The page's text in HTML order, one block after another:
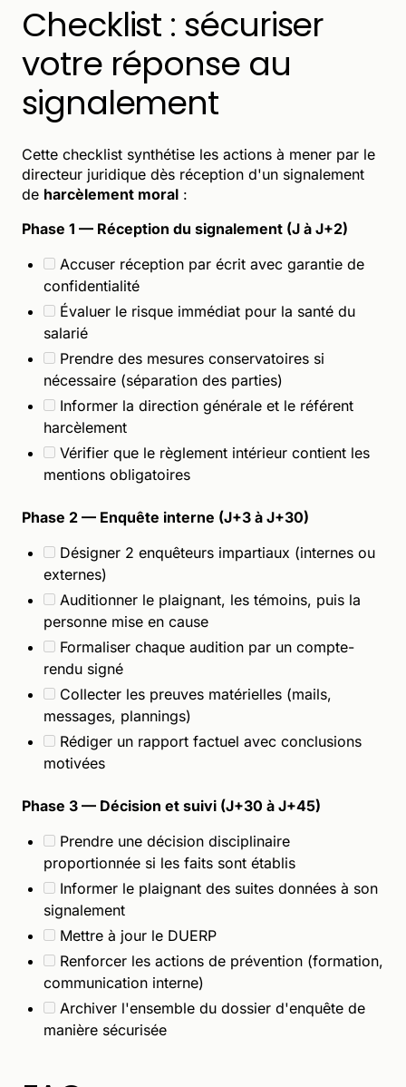
Checklist : sécuriser
votre réponse au
signalement
Cette checklist synthétise les actions à mener par le
directeur juridique dès réception d'un signalement
de harcèlement moral :
Phase 1 — Réception du signalement (J à J+2)
Accuser réception par écrit avec garantie de
confidentialité
Évaluer le risque immédiat pour la santé du
salarié
Prendre des mesures conservatoires si
nécessaire (séparation des parties)
Informer la direction générale et le référent
harcèlement
Vérifier que le règlement intérieur contient les
mentions obligatoires
Phase 2 — Enquête interne (J+3 à J+30)
Désigner 2 enquêteurs impartiaux (internes ou
externes)
Auditionner le plaignant, les témoins, puis la
personne mise en cause
Formaliser chaque audition par un compte-
rendu signé
Collecter les preuves matérielles (mails,
messages, plannings)
Rédiger un rapport factuel avec conclusions
motivées
Phase 3 — Décision et suivi (J+30 à J+45)
Prendre une décision disciplinaire
proportionnée si les faits sont établis
Informer le plaignant des suites données à son
signalement
Mettre à jour le DUERP
Renforcer les actions de prévention (formation,
communication interne)
Archiver l'ensemble du dossier d'enquête de
manière sécurisée